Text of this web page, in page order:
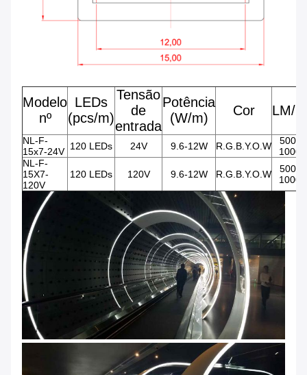
Modelo
nº
LEDs
(pcs/m)
Tensão
de
entrada
Potência
(W/m)
Cor LM/M
NL-F-
15x7-24V 120 LEDs 24V 9.6-12W R.G.B.Y.O.W
500-
1000
NL-F-
15X7-
120V
120 LEDs 120V 9.6-12W R.G.B.Y.O.W
500-
1000